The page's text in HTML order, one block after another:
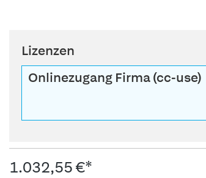
Lizenzen
Onlinezugang Firma (cc-use)
1.032,55 €*